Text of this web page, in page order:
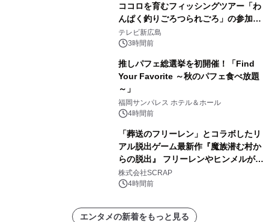
ココロを育むフィッシングツアー「わ
んぱく釣りごろつられごろ」の参加小
学生を募集
テレビ新広島
3時間前
推しパフェ総選挙を初開催！「Find
Your Favorite ～秋のパフェ食べ放題
～」
福岡サンパレス ホテル＆ホール
4時間前
「葬送のフリーレン」とコラボしたリ
アル脱出ゲーム最新作『魔族潜む村か
らの脱出』 フリーレンやヒンメルが武
器を手に魔族を見据える描き下ろしメ
インビジュアル公開
株式会社SCRAP
4時間前
エンタメの新着をもっと見る